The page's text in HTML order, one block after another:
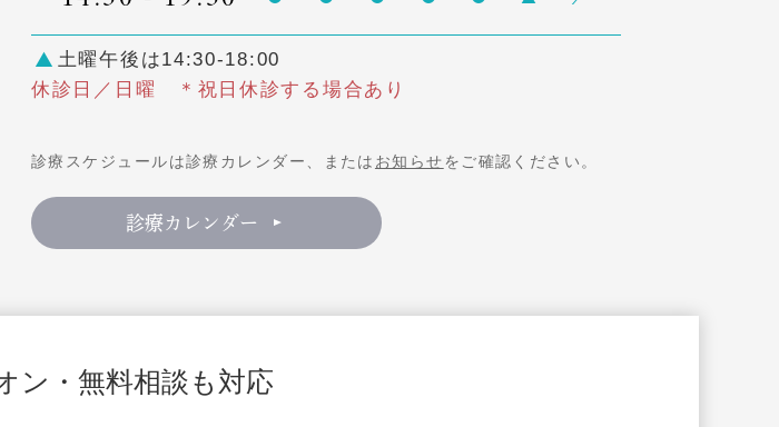
土曜午後は14:30-18:00
休診日／日曜 ＊祝日休診する場合あり
診療スケジュールは診療カレンダー、 または お知らせをご確認ください。
診療カレンダー
ン・無料相談も対応